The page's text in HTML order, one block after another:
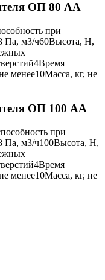
ОП 80 АА
при
Па, м3/ч60Высота, Н,
4Время
менее10Масса, кг, не
ОП 100 АА
при
Па, м3/ч100Высота, Н,
4Время
менее10Масса, кг, не